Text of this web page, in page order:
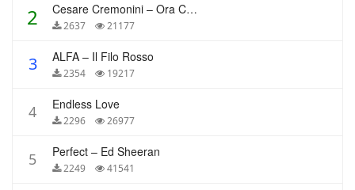
2 Cesare Cremonini – Ora Che Non Ho Più Te
2637 21177
3 ALFA – Il Filo Rosso
2354 19217
4 Endless Love
2296 26977
5 Perfect – Ed Sheeran
2249 41541